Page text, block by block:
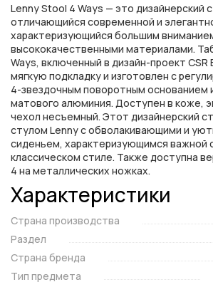
Lenny Stool 4 Ways — это дизайнерский
отличающийся современной и
характеризующийся большим
высококачественными материалами.
Ways, включенный в дизайн-проект CSR
мягкую подкладку и изготовлен с
4-звездочным поворотным основанием
матового алюминия. Доступен в коже,
чехол несъемный. Этот дизайнерский
стулом Lenny с обволакивающими и
сиденьем, характеризующимся важной
классическом стиле. Также доступна
4 на металлических ножках.
Характеристики
Страна производства
Раздел
Страна бренда
Тип предмета